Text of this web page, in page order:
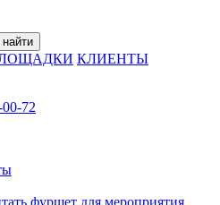
найти
КЛИЕНТЫ
72
фуршет для мероприятия